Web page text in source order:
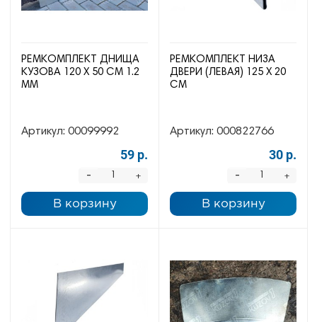
РЕМКОМПЛЕКТ ДНИЩА
КУЗОВА 120 Х 50 СМ 1.2
ММ
Артикул: 00099992
59 р.
+
-
В корзину
РЕМКОМПЛЕКТ НИЗА
ДВЕРИ (ЛЕВАЯ) 125 Х 20
СМ
Артикул: 000822766
30 р.
+
-
В корзину